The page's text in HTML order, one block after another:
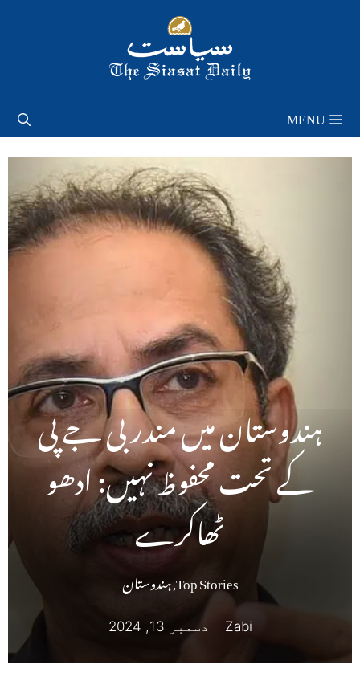
MENU
ہندوستان میں مندر بی جے پی
کے تحت محفوظ نہیں: ادھو
ٹھاکرے
Top Stories
,ہندوستان
Zabi دسمبر 13, 2024